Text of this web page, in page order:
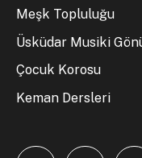
Meşk Topluluğu
Üsküdar Musiki
Çocuk Korosu
Keman Dersleri